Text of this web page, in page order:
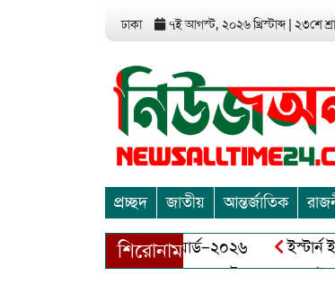
ঢাকা ৭ই আগস্ট, ২০২৬ খ্রিস্টাব্দ ২৩শে
প্রচ্ছদ জাতীয় আন্তর্জাতিক
শিরোনাম
এন্ড এন্ট্রাপ্রেনিয়র অ্যাওয়ার্ড–২০২৬ ইস্টার্ন
বীর মুক্তিযোদ্ধা আব্দুল খালেক এর ইন্তেকাল